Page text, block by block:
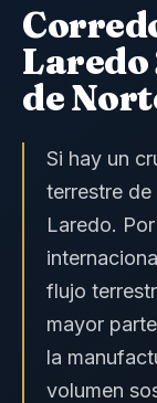
Laredo
de
Si hay un
terrestre
Laredo.
flujo
mayor
la
volumen